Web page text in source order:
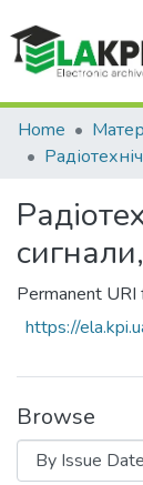
Communities &
All of DSpace
Home
Permanent
https://
Browse